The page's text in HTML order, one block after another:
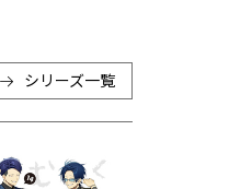
シリーズ一覧